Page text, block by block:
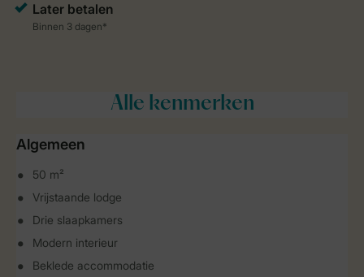
Alle kenmerken
Algemeen
50 m²
Vrijstaande lodge
Drie slaapkamers
Modern interieur
Beklede accommodatie